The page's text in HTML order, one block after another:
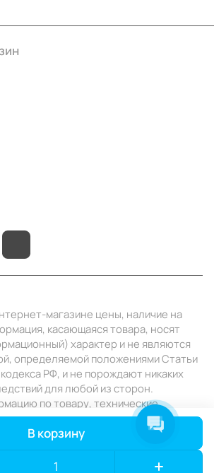
В корзину
магазине цены, наличие на
касающаяся товара, носят
характер и не являются
определяемой положениями Статьи
РФ, и не порождают никаких
для любой из сторон.
по товару, технические
в отделе продаж в день
Оферта